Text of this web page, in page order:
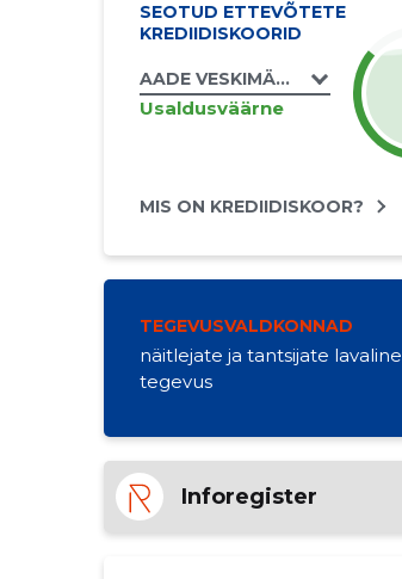
SEOTUD ETTEVÕTETE
KREDIIDISKOORID
AADE VESKIMÄGI FIE
Usaldusväärne
MIS ON KREDIIDISKOOR?
TEGEVUSVALDKONNAD
näitlejate ja tantsijate lavaline
tegevus
Inforegister